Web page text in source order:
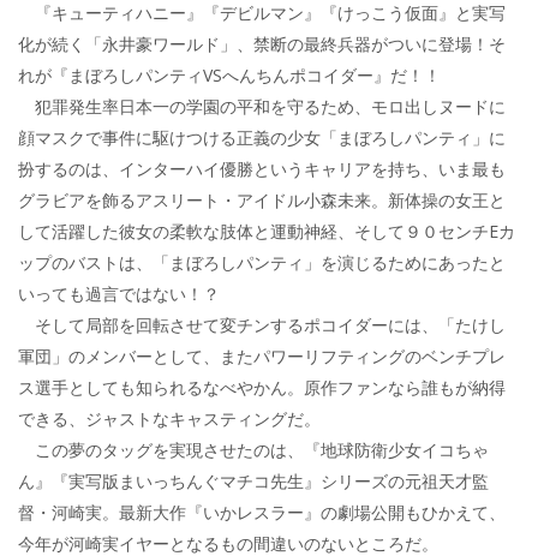
『キューティハニー』『デビルマン』『けっこう仮面』と実写
化が続く「永井豪ワールド」、禁断の最終兵器がついに登場！そ
れが『まぼろしパンティVSへんちんポコイダー』だ！！
犯罪発生率日本一の学園の平和を守るため、モロ出しヌードに
顔マスクで事件に駆けつける正義の少女「まぼろしパンティ」に
扮するのは、インターハイ優勝というキャリアを持ち、いま最も
グラビアを飾るアスリート・アイドル小森未来。新体操の女王と
して活躍した彼女の柔軟な肢体と運動神経、そして９０センチEカ
ップのバストは、「まぼろしパンティ」を演じるためにあったと
いっても過言ではない！？
そして局部を回転させて変チンするポコイダーには、「たけし
軍団」のメンバーとして、またパワーリフティングのベンチプレ
ス選手としても知られるなべやかん。原作ファンなら誰もが納得
できる、ジャストなキャスティングだ。
この夢のタッグを実現させたのは、『地球防衛少女イコちゃ
ん』『実写版まいっちんぐマチコ先生』シリーズの元祖天才監
督・河崎実。最新大作『いかレスラー』の劇場公開もひかえて、
今年が河崎実イヤーとなるもの間違いのないところだ。